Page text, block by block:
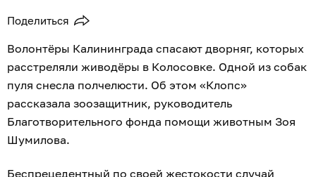
Поделиться
Волонтёры Калининграда спасают дворняг, которых
расстреляли живодёры в Колосовке. Одной из собак
пуля снесла полчелюсти. Об этом «Клопс»
рассказала зоозащитник, руководитель
Благотворительного фонда помощи животным Зоя
Шумилова.
Беспрецедентный по своей жестокости случай